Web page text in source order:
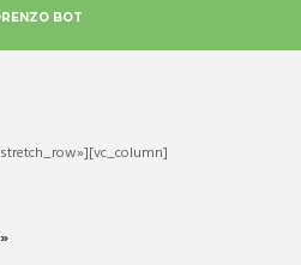
BOT